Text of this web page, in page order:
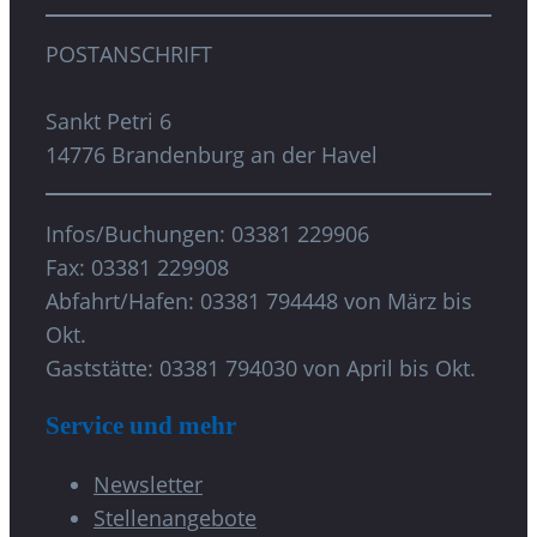
POSTANSCHRIFT
Sankt Petri 6
14776 Brandenburg an der Havel
Infos/Buchungen: 03381 229906
Fax: 03381 229908
Abfahrt/Hafen: 03381 794448 von März bis
Okt.
Gaststätte: 03381 794030 von April bis Okt.
Service und mehr
Newsletter
Stellenangebote